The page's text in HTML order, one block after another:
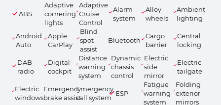
ABS
Adaptive
cornering
lights
Adaptive
Cruise
Control
Alarm
system
Alloy
wheels
Ambient
lighting
Android
Auto
Apple
CarPlay
Blind
spot
assist
Bluetooth
Cargo
barrier
Central
locking
DAB
radio
Digital
cockpit
Distance
warning
system
Dynamic
chassis
control
Electric
side
mirror
Electric
tailgate
Electric
windows
Emergency
brake assist
Emergency
call system
ESP
Fatigue
warning
system
Folding
exterior
mirrors